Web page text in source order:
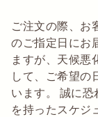
ご注文の際、お
のご指定日にお
ますが、天候悪
して、ご希望の
います。 誠に
を持ったスケジ